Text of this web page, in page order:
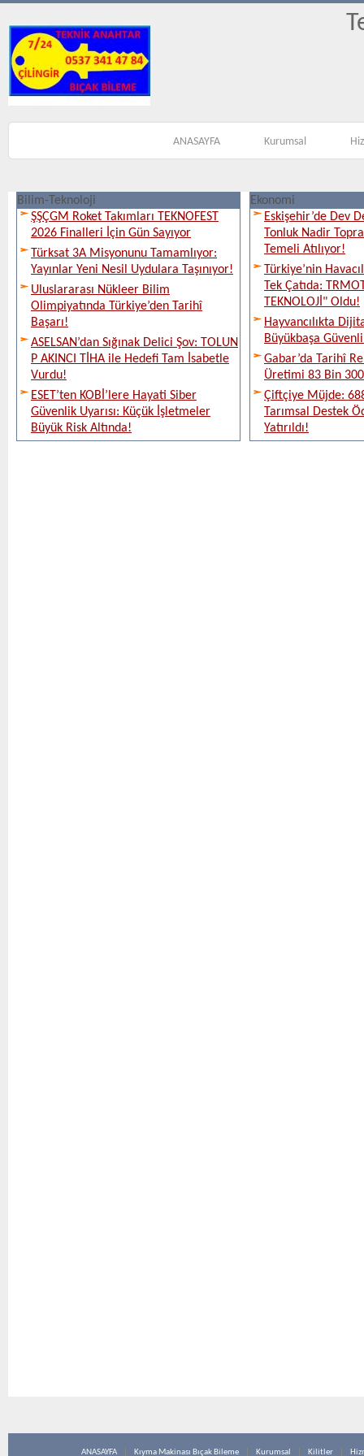
ANASAYFA Kurumsal
Bilim-Teknoloji
ŞŞÇGM Roket Takımları TEKNOFEST
2026 Finalleri İçin Gün Sayıyor
Türksat 3A Misyonunu Tamamlıyor:
Yayınlar Yeni Nesil Uydulara Taşınıyor!
Uluslararası Nükleer Bilim
Olimpiyatında Türkiye’den Tarihî
Başarı!
ASELSAN’dan Sığınak Delici Şov: TOLUN
P AKINCI TİHA ile Hedefi Tam İsabetle
Vurdu!
ESET’ten KOBİ’lere Hayati Siber
Güvenlik Uyarısı: Küçük İşletmeler
Büyük Risk Altında!
Ekonomi
Eskişehir’de Dev
Tonluk Nadir
Temeli Atılıyor!
Türkiye’nin
Tek Çatıda:
TEKNOLOJİ" Oldu!
Hayvancılıkta
Büyükbaşa
Gabar’da Tarihî
Üretimi 83 Bin
Çiftçiye Müjde:
Tarımsal Destek
Yatırıldı!
ANASAYFA Kıyma Makinası Bıçak Bileme Kurumsal Kilitler